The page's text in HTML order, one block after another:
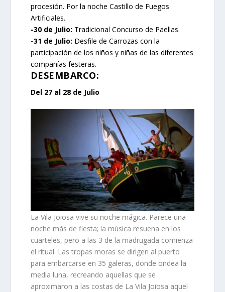
procesión. Por la noche Castillo de Fuegos
Artificiales.
-30 de Julio: Tradicional Concurso de Paellas.
-31 de Julio: Desfile de Carrozas con la
participación de los niños y niñas de las diferentes
compañías festeras.
DESEMBARCO:
Del 27 al 28 de Julio
La Vila Joiosa vive su noche mágica. Parece una
noche más de fiesta; la música resuena en los
cuarteles, pero a las 3 de la madrugada comienza
el ritual. Las tropas moras se dirigen al puerto
para embarcarse en 35 galeras, donde ondea la
media luna, recreando aquellas que se
aproximaron a las costas de La Vila Joiosa aquel